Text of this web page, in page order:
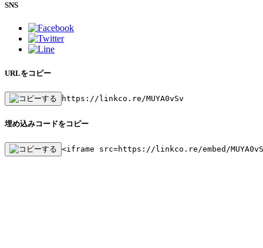
SNS
URLをコピー
https://linkco.re/MUYA0vSv
埋め込みコードをコピー
<iframe src=https://linkco.re/embed/